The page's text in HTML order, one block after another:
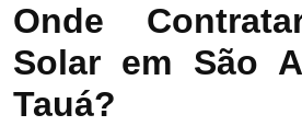
Onde
Solar em São
Tauá?